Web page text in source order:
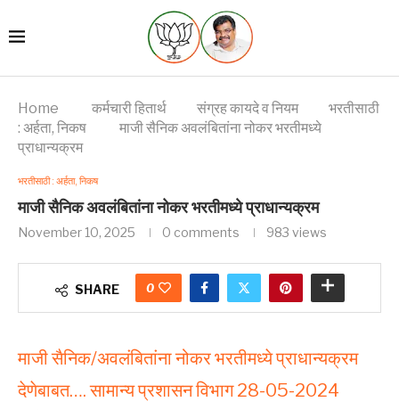
Home कर्मचारी हितार्थ संग्रह कायदे व नियम
भरतीसाठी
: अर्हता, निकष
माजी सैनिक अवलंबितांना नोकर भरतीमध्ये
प्राधान्यक्रम
भरतीसाठी : अर्हता, निकष
माजी सैनिक अवलंबितांना नोकर भरतीमध्ये प्राधान्यक्रम
November 10, 2025 0 comments 983 views
SHARE 0
माजी सैनिक/अवलंबितांना नोकर भरतीमध्ये प्राधान्यक्रम
देणेबाबत…. सामान्य प्रशासन विभाग 28-05-2024